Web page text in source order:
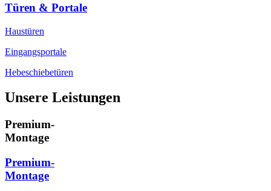
Türen & Portale
Haustüren
Eingangsportale
Hebeschiebetüren
Unsere Leistungen
Premium-
Montage
Premium-
Montage